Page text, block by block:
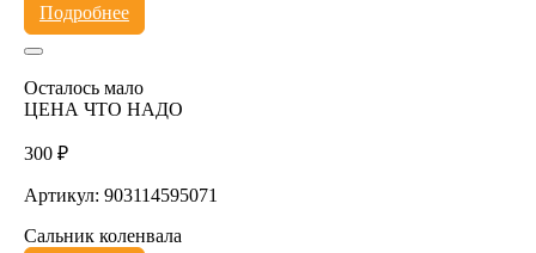
Подробнее
Осталось мало
ЦЕНА ЧТО НАДО
300 ₽
Артикул: 903114595071
Сальник коленвала